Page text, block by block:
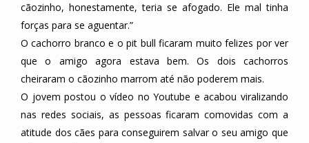
cãozinho, honestamente, teria se afogado. Ele mal tinha
forças para se aguentar.”
O cachorro branco e o pit bull ficaram muito felizes por ver
que o amigo agora estava bem. Os dois cachorros
cheiraram o cãozinho marrom até não poderem mais.
O jovem postou o vídeo no Youtube e acabou viralizando
nas redes sociais, as pessoas ficaram comovidas com a
atitude dos cães para conseguirem salvar o seu amigo que